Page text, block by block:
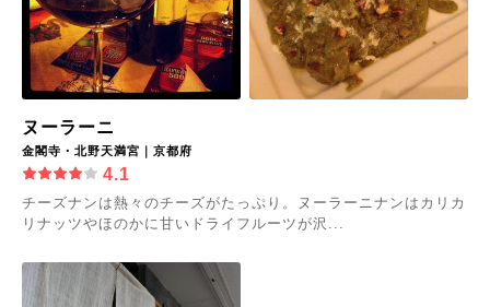
ヌーラーニ
金閣寺・北野天満宮｜京都府
4.1
チーズナンは熱々のチーズがたっぷり。ヌーラーニナンはカリカ
リナッツやほのかに甘いドライフルーツが沢...